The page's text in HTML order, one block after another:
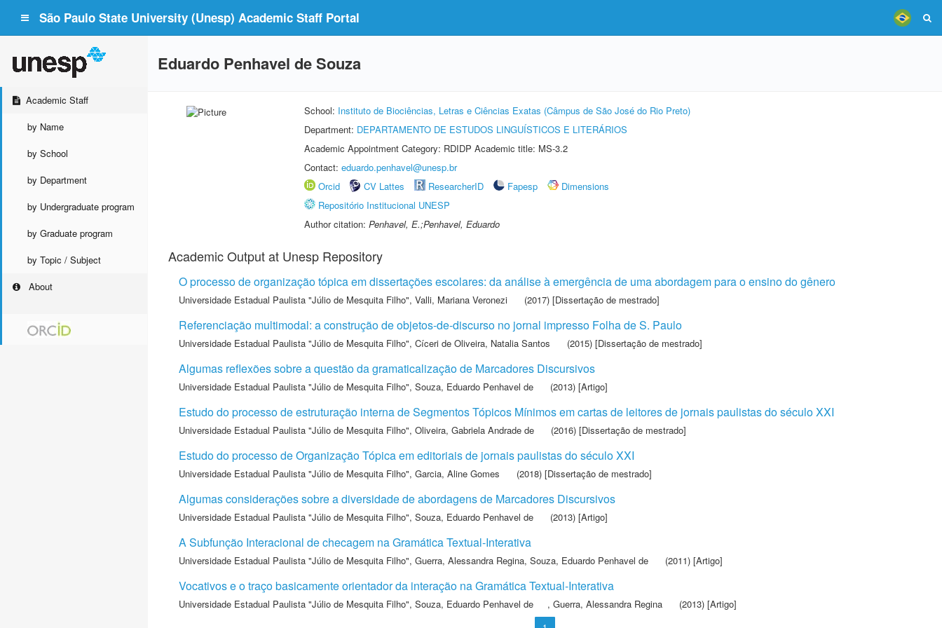
São Paulo State University (Unesp) Academic Staff Portal
Academic Staff
by Name
by School
by Department
by Undergraduate program
by Graduate program
by Topic / Subject
About
Eduardo Penhavel de Souza
School: Instituto de Biociências, Letras e Ciências Exatas (Câmpus de São José do Rio Preto)
Department: DEPARTAMENTO DE ESTUDOS LINGUÍSTICOS E LITERÁRIOS
Academic Appointment Category: RDIDP Academic title: MS-3.2
Contact: eduardo.penhavel@unesp.br
Orcid
CV Lattes ResearcherID Fapesp
Dimensions
Repositório Institucional UNESP
Author citation: Penhavel, E.;Penhavel, Eduardo
Academic Output at Unesp Repository
O processo de organização tópica em dissertações escolares: da análise à emergência de uma abordagem para o ensino do gênero
Universidade Estadual Paulista "Júlio de Mesquita Filho", Valli, Mariana Veronezi (2017) [Dissertação de mestrado]
Referenciação multimodal: a construção de objetos-de-discurso no jornal impresso Folha de S. Paulo
Universidade Estadual Paulista "Júlio de Mesquita Filho", Cíceri de Oliveira, Natalia Santos (2015) [Dissertação de mestrado]
Algumas reflexões sobre a questão da gramaticalização de Marcadores Discursivos
Universidade Estadual Paulista "Júlio de Mesquita Filho", Souza, Eduardo Penhavel de (2013) [Artigo]
Estudo do processo de estruturação interna de Segmentos Tópicos Mínimos em cartas de leitores de jornais paulistas do século XXI
Universidade Estadual Paulista "Júlio de Mesquita Filho", Oliveira, Gabriela Andrade de (2016) [Dissertação de mestrado]
Estudo do processo de Organização Tópica em editoriais de jornais paulistas do século XXI
Universidade Estadual Paulista "Júlio de Mesquita Filho", Garcia, Aline Gomes (2018) [Dissertação de mestrado]
Algumas considerações sobre a diversidade de abordagens de Marcadores Discursivos
Universidade Estadual Paulista "Júlio de Mesquita Filho", Souza, Eduardo Penhavel de (2013) [Artigo]
A Subfunção Interacional de checagem na Gramática Textual-Interativa
Universidade Estadual Paulista "Júlio de Mesquita Filho", Guerra, Alessandra Regina, Souza, Eduardo Penhavel de (2011) [Artigo]
Vocativos e o traço basicamente orientador da interação na Gramática Textual-Interativa
Universidade Estadual Paulista "Júlio de Mesquita Filho", Souza, Eduardo Penhavel de , Guerra, Alessandra Regina (2013) [Artigo]